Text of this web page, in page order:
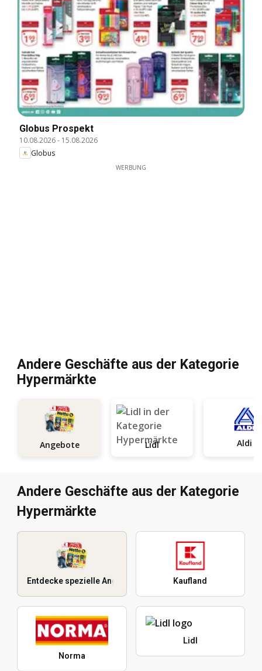
Globus Prospekt
10.08.2026- 15.08.2026
Globus
WERBUNG
Andere Geschäfte aus der Kategorie
Hypermärkte
Angebote Lidl Aldi
Andere Geschäfte aus der Kategorie
Hypermärkte
Entdecke spezielle Angebote Kaufland
Norma
Lidl